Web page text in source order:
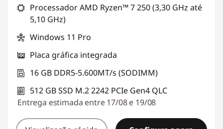
Processador AMD Ryzen™ 7 250 (3,30 GHz até
5,10 GHz)
Windows 11 Pro
Placa gráfica integrada
16 GB DDR5-5.600MT/s (SODIMM)
512 GB SSD M.2 2242 PCIe Gen4 QLC
Entrega estimada entre 17/08 e 19/08